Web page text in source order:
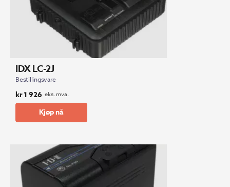
IDX LC-2J
Bestillingsvare
kr1 926 eks. mva.
Kjøp nå